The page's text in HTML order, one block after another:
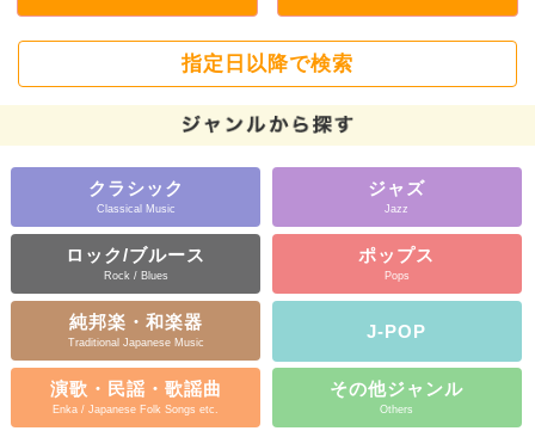
指定日以降で検索
クラシック
Classical Music
ジャズ
Jazz
ロック/ブルース
Rock / Blues
ポップス
Pops
純邦楽・和楽器
Traditional Japanese Music
J-POP
演歌・民謡・歌謡曲
Enka / Japanese Folk Songs etc.
その他ジャンル
Others